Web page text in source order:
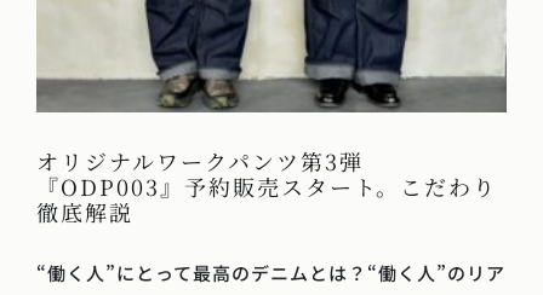
オリジナルワークパンツ第3弾
『ODP003』予約販売スタート。こだわり
徹底解説
“働く人”にとって最高のデニムとは？“働く人”のリア